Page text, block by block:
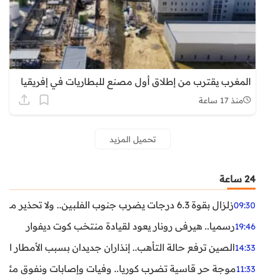
المغرب يقترب من إطلاق أول مصنع للبطاريات في إفريقيا
منذ 17 ساعة
تحميل المزيد
24 ساعة
09:30زلزال بقوة 6.3 درجات يضرب جنوب الفلبين.. ولا تحذير من تسونامي حتى الآن
19:46رسميا.. هيرفي رونار يعود لقيادة منتخب كوت ديفوار
14:33الصين ترفع حالة التأهب.. إنذاران جديدان بسبب الأمطار
11:33موجة حر قاسية تضرب كوريا.. وفيات وإصابات ونفوق مئات